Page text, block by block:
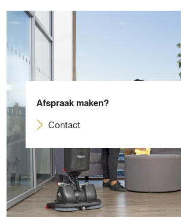
Afspraak maken?
Contact